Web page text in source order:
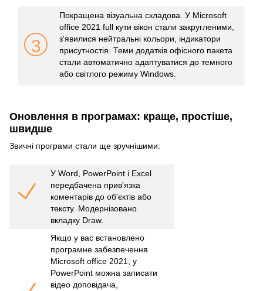
3
Покращена візуальна складова. У Microsoft
office 2021 full кути вікон стали закругленими,
з'явилися нейтральні кольори, індикатори
присутностія. Теми додатків офісного пакета
стали автоматично адаптуватися до темного
або світлого режиму Windows.
Оновлення в програмах: краще, простіше,
швидше
Звичні програми стали ще зручнішими:
У Word, PowerPoint і Excel
передбачена прив'язка
коментарів до об'єктів або
тексту. Модернізовано
вкладку Draw.
Якщо у вас встановлено
програмне забезпечення
Microsoft office 2021, у
PowerPoint можна записати
відео доповідача,